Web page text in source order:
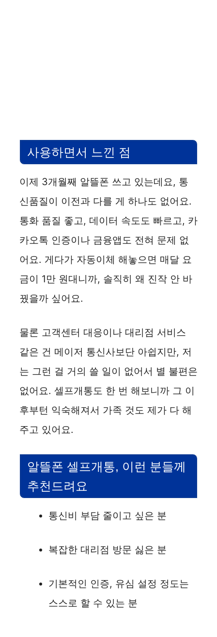
사용하면서 느낀 점
이제 3개월째 알뜰폰 쓰고 있는데요, 통
신품질이 이전과 다를 게 하나도 없어요.
통화 품질 좋고, 데이터 속도도 빠르고, 카
카오톡 인증이나 금융앱도 전혀 문제 없
어요. 게다가 자동이체 해놓으면 매달 요
금이 1만 원대니까, 솔직히 왜 진작 안 바
꿨을까 싶어요.
물론 고객센터 대응이나 대리점 서비스
같은 건 메이저 통신사보단 아쉽지만, 저
는 그런 걸 거의 쓸 일이 없어서 별 불편은
없어요. 셀프개통도 한 번 해보니까 그 이
후부턴 익숙해져서 가족 것도 제가 다 해
주고 있어요.
알뜰폰 셀프개통, 이런 분들께
추천드려요
통신비 부담 줄이고 싶은 분
복잡한 대리점 방문 싫은 분
기본적인 인증, 유심 설정 정도는
스스로 할 수 있는 분